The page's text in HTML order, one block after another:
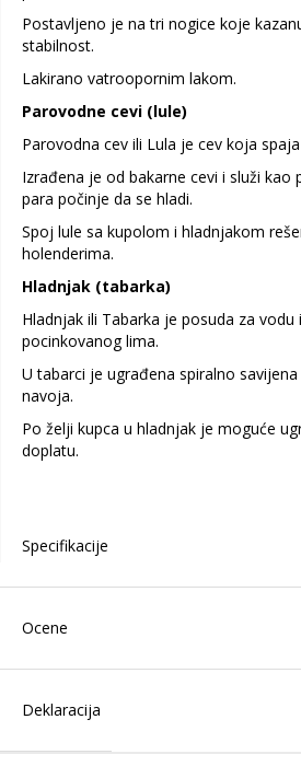
Postavljeno je na tri nogice koje
stabilnost.
Lakirano vatroopornim lakom.
Parovodne cevi (lule)
Parovodna cev ili Lula je cev koja
Izrađena je od bakarne cevi i služi kao
para počinje da se hladi.
Spoj lule sa kupolom i hladnjakom
holenderima.
Hladnjak (tabarka)
Hladnjak ili Tabarka je posuda za vodu
pocinkovanog lima.
U tabarci je ugrađena spiralno
navoja.
Po želji kupca u hladnjak je moguće
doplatu.
Specifikacije
Ocene
Deklaracija